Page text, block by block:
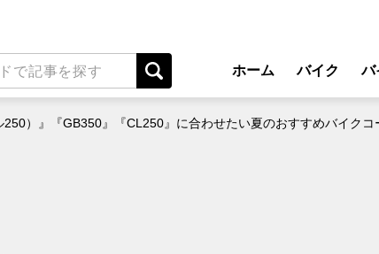
ホーム バイク バ
）』『GB350』『CL250』に合わせたい夏のおすすめバイクコ